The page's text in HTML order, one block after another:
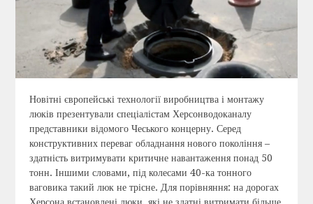
Новітні європейські технології виробництва і монтажу
люків презентували спеціалістам Херсонводоканалу
представники відомого Чеського концерну. Серед
конструктивних переваг обладнання нового покоління –
здатність витримувати критичне навантаження понад 50
тонн. Іншими словами, під колесами 40-ка тонного
ваговика такий люк не трісне. Для порівняння: на дорогах